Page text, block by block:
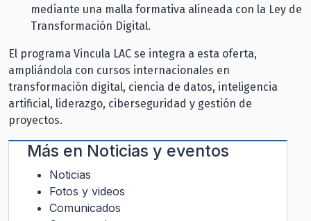
mediante una malla formativa alineada con la Ley de
Transformación Digital.
El programa Vincula LAC se integra a esta oferta,
ampliándola con cursos internacionales en
transformación digital, ciencia de datos, inteligencia
artificial, liderazgo, ciberseguridad y gestión de
proyectos.
Más en Noticias y eventos
Noticias
Fotos y videos
Comunicados